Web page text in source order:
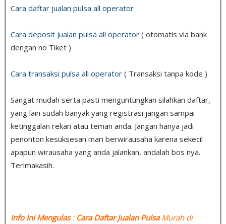
Cara daftar jualan pulsa all operator
Cara deposit jualan pulsa all operator ( otomatis via bank
dengan no Tiket )
Cara transaksi pulsa all operator ( Transaksi tanpa kode )
Sangat mudah serta pasti menguntungkan silahkan daftar,
yang lain sudah banyak yang registrasi jangan sampai
ketinggalan rekan atau teman anda. Jangan hanya jadi
penonton kesuksesan mari berwirausaha karena sekecil
apapun wirausaha yang anda jalankan, andalah bos nya.
Terimakasih.
Info Ini Mengulas: Cara Daftar Jualan PulsaMurah di